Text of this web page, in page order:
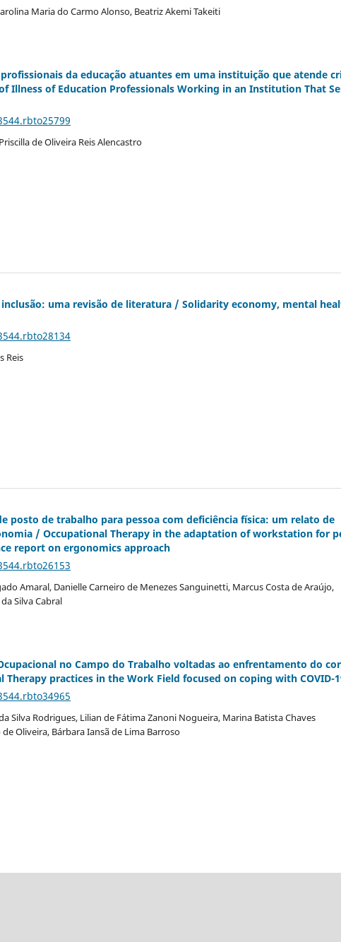
Maria do Carmo Alonso, Beatriz Akemi Takeiti
da educação atuantes em uma instituição que atende
Illness of Education Professionals Working in an Institution That
de Oliveira Reis Alencastro
uma revisão de literatura / Solidarity economy, mental
Reis
posto de trabalho para pessoa com deficiência física: um relato de
/ Occupational Therapy in the adaptation of workstation for
report on ergonomics approach
Amaral, Danielle Carneiro de Menezes Sanguinetti, Marcus Costa de Araújo,
Silva Cabral
no Campo do Trabalho voltadas ao enfrentamento do
Therapy practices in the Work Field focused on coping with COVID-
Silva Rodrigues, Lilian de Fátima Zanoni Nogueira, Marina Batista Chaves
Oliveira, Bárbara Iansã de Lima Barroso